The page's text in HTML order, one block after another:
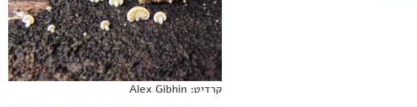
קרדיט: Alex Gibhin